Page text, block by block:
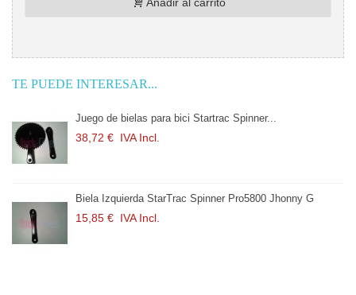
Añadir al carrito
TE PUEDE INTERESAR...
bielas para bici Startrac Spinner...
IVA Incl.
StarTrac Spinner Pro5800 Jhonny G
IVA Incl.
Biela